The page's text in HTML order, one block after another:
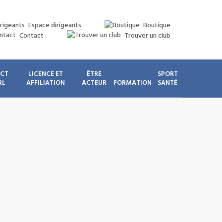
Espace dirigeants
Boutique
Contact
Trouver un club
LICENCE ET
AFFILIATION
ÊTRE
ACTEUR
FORMATION
SPORT
SANTÉ